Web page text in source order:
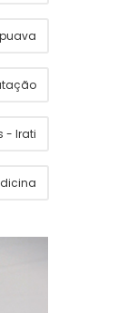
- Irati